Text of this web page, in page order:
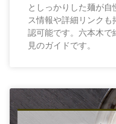
としっかりした麺が
ス情報や詳細リンク
認可能です。六本木で
見のガイドです。